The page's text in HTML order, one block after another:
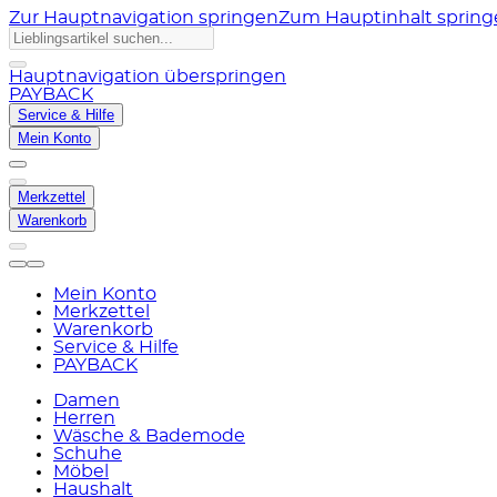
Zur Hauptnavigation springenZum Hauptinhalt
Hauptnavigation überspringen
PAYBACK
Service & Hilfe
Mein Konto
Merkzettel
Warenkorb
Mein Konto
Merkzettel
Warenkorb
Service & Hilfe
PAYBACK
Damen
Herren
Wäsche & Bademode
Schuhe
Möbel
Haushalt